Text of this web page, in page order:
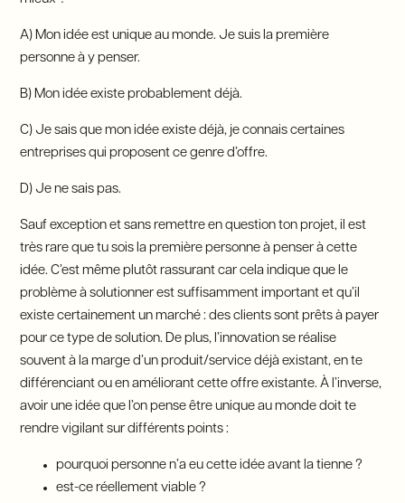
A) Mon idée est unique au monde. Je suis la première
personne à y penser.
B) Mon idée existe probablement déjà.
C) Je sais que mon idée existe déjà, je connais certaines
entreprises qui proposent ce genre d’offre.
D) Je ne sais pas.
Sauf exception et sans remettre en question ton projet, il est
très rare que tu sois la première personne à penser à cette
idée. C’est même plutôt rassurant car cela indique que le
problème à solutionner est suffisamment important et qu’il
existe certainement un marché : des clients sont prêts à payer
pour ce type de solution. De plus, l’innovation se réalise
souvent à la marge d’un produit/service déjà existant, en te
différenciant ou en améliorant cette offre existante. À l’inverse,
avoir une idée que l’on pense être unique au monde doit te
rendre vigilant sur différents points :
pourquoi personne n’a eu cette idée avant la tienne ?
est-ce réellement viable ?